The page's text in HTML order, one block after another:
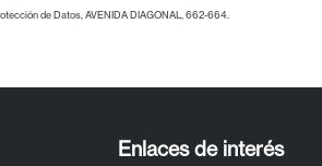
de Datos, AVENIDA DIAGONAL, 662-664.
Enlaces de interés